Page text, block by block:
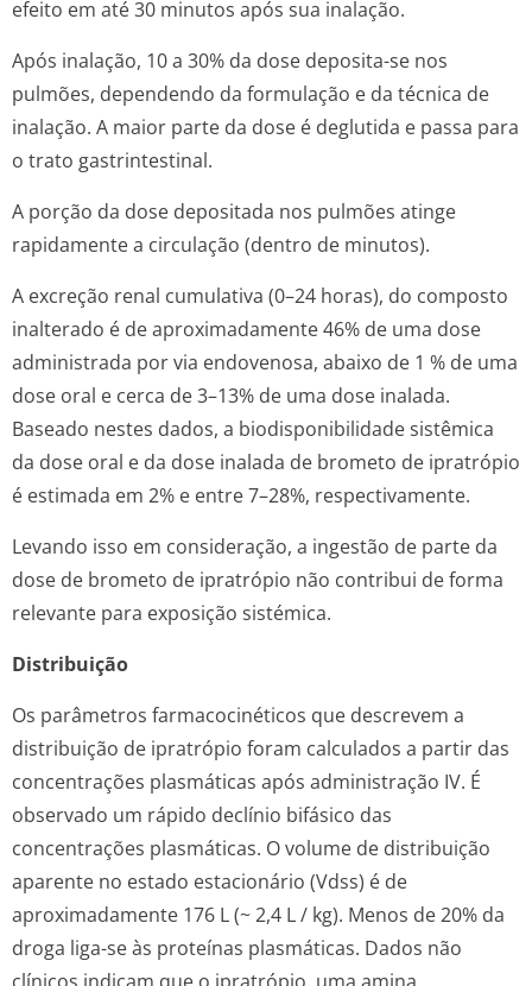
efeito em até 30 minutos após sua inalação.
Após inalação, 10 a 30% da dose deposita-se nos
pulmões, dependendo da formulação e da técnica de
inalação. A maior parte da dose é deglutida e passa para
o trato gastrintestinal.
A porção da dose depositada nos pulmões atinge
rapidamente a circulação (dentro de minutos).
A excreção renal cumulativa (0–24 horas), do composto
inalterado é de aproximadamente 46% de uma dose
administrada por via endovenosa, abaixo de 1 % de uma
dose oral e cerca de 3–13% de uma dose inalada.
Baseado nestes dados, a biodisponibilidade sistêmica
da dose oral e da dose inalada de brometo de ipratrópio
é estimada em 2% e entre 7–28%, respectivamente.
Levando isso em consideração, a ingestão de parte da
dose de brometo de ipratrópio não contribui de forma
relevante para exposição sistémica.
Distribuição
Os parâmetros farmacocinéticos que descrevem a
distribuição de ipratrópio foram calculados a partir das
concentrações plasmáticas após administração IV. É
observado um rápido declínio bifásico das
concentrações plasmáticas. O volume de distribuição
aparente no estado estacionário (Vdss) é de
aproximadamente 176 L (~ 2,4 L / kg). Menos de 20% da
droga liga-se às proteínas plasmáticas. Dados não